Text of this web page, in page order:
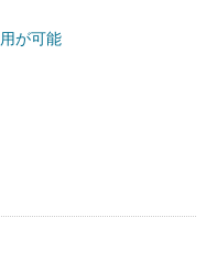
が可能